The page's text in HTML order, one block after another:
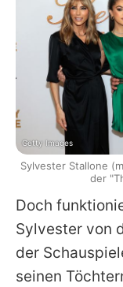
Doch
Sylvester von
der
seinen
Getty Images
Sylvester Stallone
der